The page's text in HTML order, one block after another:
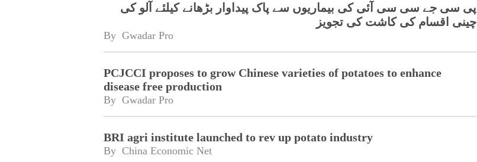
پی سی جے سی سی آئی کی بیماریوں سے پاک پیداوار بڑھانے کیلئے آلو کی
چینی اقسام کی کاشت کی تجویز
By Gwadar Pro
PCJCCI proposes to grow Chinese varieties of potatoes to enhance
disease free production
By Gwadar Pro
BRI agri institute launched to rev up potato industry
By China Economic Net